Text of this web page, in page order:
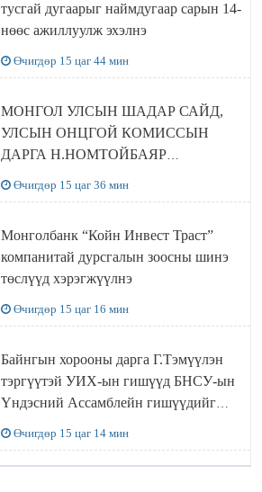
тусгай дугаарыг наймдугаар сарын 14-
нөөс ажиллуулж эхэлнэ
Өчигдөр 15 цаг 44 мин
МОНГОЛ УЛСЫН ШАДАР САЙД,
УЛСЫН ОНЦГОЙ КОМИССЫН
ДАРГА Н.НОМТОЙБАЯР
Өчигдөр 15 цаг 36 мин
Монголбанк “Койн Инвест Траст”
компанитай дурсгалын зоосны шинэ
төслүүд хэрэгжүүлнэ
Өчигдөр 15 цаг 16 мин
Байнгын хорооны дарга Г.Тэмүүлэн
тэргүүтэй УИХ-ын гишүүд БНСУ-ын
Үндэсний Ассамблейн гишүүдийг
Өчигдөр 15 цаг 14 мин